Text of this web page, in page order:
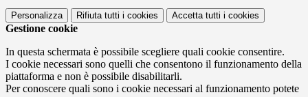
Personalizza Rifiuta tutti i cookies Accetta tutti i cookies
Gestione cookie
In questa schermata è possibile scegliere quali cookie consentire.
I cookie necessari sono quelli che consentono il funzionamento della
piattaforma e non è possibile disabilitarli.
Per conoscere quali sono i cookie necessari al funzionamento potete